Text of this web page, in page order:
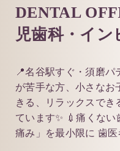
DENTAL
児歯科・イ
📍名谷駅すぐ・須磨
が苦手な方、小さなお
きる、リラックスでき
ています✨ 💉痛くな
痛み」を最小限に 歯